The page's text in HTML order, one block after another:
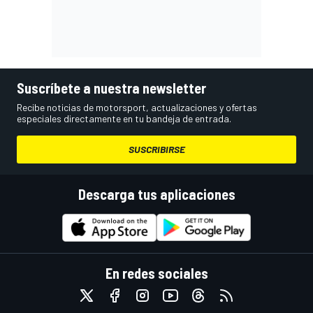
Suscríbete a nuestra newsletter
Recibe noticias de motorsport, actualizaciones y ofertas
especiales directamente en tu bandeja de entrada.
SUSCRIBIRSE
Descarga tus aplicaciones
En redes sociales